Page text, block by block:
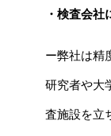
・検査会
ー弊社は精
研究者や大
査施設を立